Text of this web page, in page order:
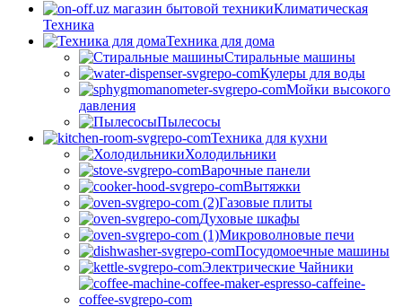
Климатическая
Техника
Техника для дома
Стиральные машины
Кулеры для воды
Мойки высокого
давления
Пылесосы
Техника для кухни
Холодильники
Варочные панели
Вытяжки
Газовые плиты
Духовые шкафы
Микроволновые печи
Посудомоечные машины
Электрические Чайники